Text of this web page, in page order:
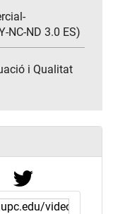
NC-ND 3.0 ES)
i Qualitat